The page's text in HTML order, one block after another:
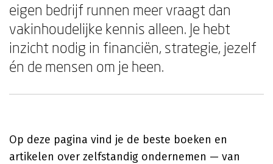
eigen bedrijf runnen meer vraagt dan
vakinhoudelijke kennis alleen. Je hebt
inzicht nodig in financiën, strategie, jezelf
én de mensen om je heen.
Op deze pagina vind je de beste boeken en
artikelen over zelfstandig ondernemen — van